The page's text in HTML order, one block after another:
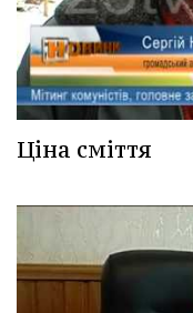
Ціна сміття